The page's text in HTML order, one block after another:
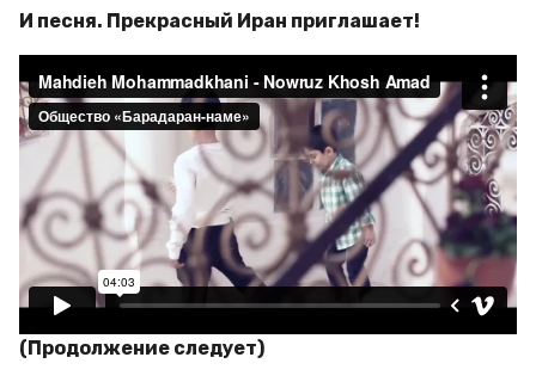
И песня. Прекрасный Иран приглашает!
(Продолжение следует)